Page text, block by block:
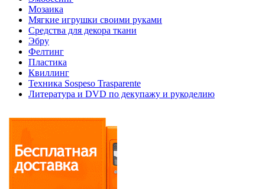
Мозаика
Мягкие игрушки своими руками
Средства для декора ткани
Эбру
Фелтинг
Пластика
Квиллинг
Техника Sospeso Trasparente
Литература и DVD по декупажу и рукоделию